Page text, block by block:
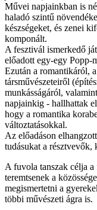
Művei napjainkban is
haladó szintű
készségeket, és zenei
komponált.
A fesztivál ismerkedő
előadott egy-egy Popp-
Ezután a romantikáról,
társművészeteiről
munkásságáról,
napjainkig - hallhattak
hogy a romantika
változtatásokkal.
Az előadáson
tudásukat a résztvevők,
A fuvola tanszak célja
teremtsenek a
megismertetni a
többi művészeti ágra is.